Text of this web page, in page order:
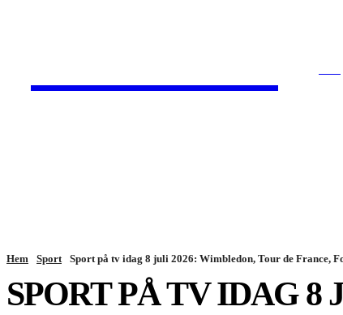
Hem Sport Sport på tv idag 8 juli 2026: Wimbledon, Tour de France,
SPORT PÅ TV IDAG 8